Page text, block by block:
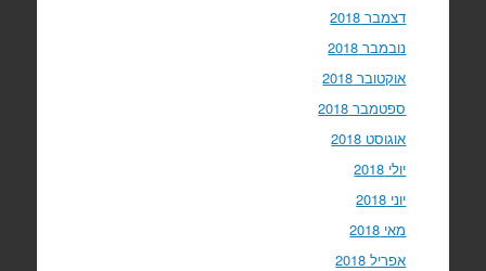
דצמבר 2018
נובמבר 2018
אוקטובר 2018
ספטמבר 2018
אוגוסט 2018
יולי 2018
יוני 2018
מאי 2018
אפריל 2018